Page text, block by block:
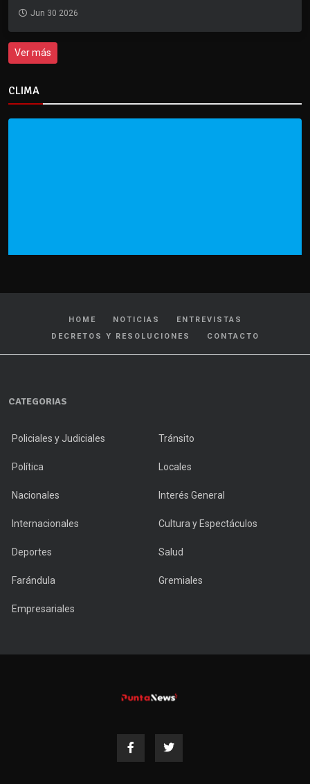
Jun 30 2026
Ver más
CLIMA
HOME NOTICIAS
ENTREVISTAS
DECRETOS Y RESOLUCIONES
CONTACTO
CATEGORIAS
Policiales y Judiciales Tránsito
Política Locales
Nacionales Interés General
Internacionales Cultura y Espectáculos
Deportes Salud
Farándula Gremiales
Empresariales